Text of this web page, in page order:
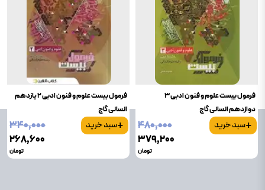
فرمول بیست علوم و فنون ادبی 3
دوازدهم انسانی گاج
+سبد خرید
۴۸۰٬۰۰۰
۳۷۹٬۲۰۰
تومان
فرمول بیست علوم و فنون ادبی 2 یازدهم
انسانی گاج
+سبد خرید
۳۴۰٬۰۰۰
۲۶۸٬۶۰۰
تومان